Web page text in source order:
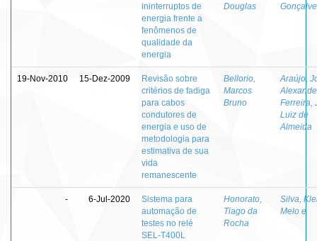
ininterruptos de
energia frente a
fenômenos de
qualidade da
energia
Douglas
19-Nov-2010 15-Dez-2009
Revisão sobre
critérios de fadiga
para cabos
condutores de
energia e uso de
metodologia para
estimativa de sua
vida
remanescente
Bellorio,
Marcos
Bruno
Araújo,
Ferreira,
Luiz de
Almeida
- 6-Jul-2020
Sistema para
automação de
testes no relé
SEL-T400L
Honorato,
Tiago da
Rocha
Silva,
Melo e